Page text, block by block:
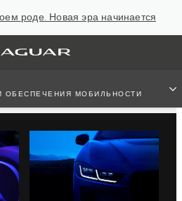
роде. Новая эра начинается
МОБИЛЬНОСТИ